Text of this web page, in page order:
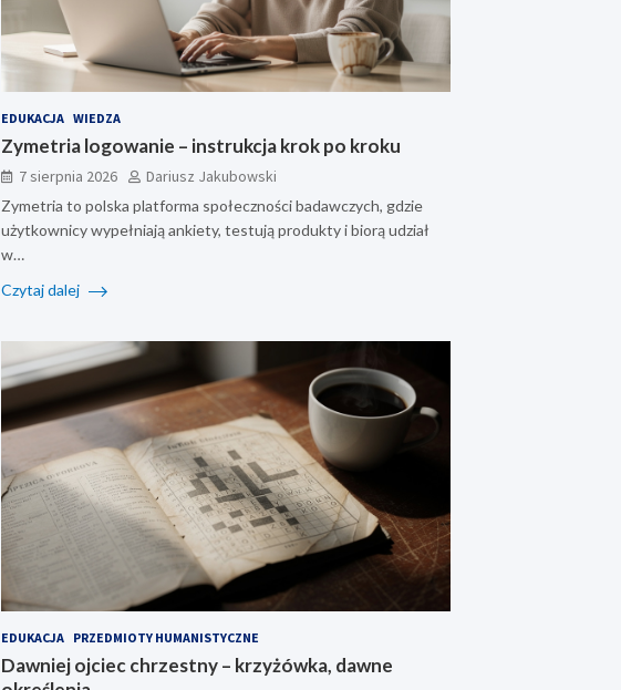
EDUKACJA WIEDZA
Zymetria logowanie – instrukcja krok po kroku
7 sierpnia 2026 Dariusz Jakubowski
Zymetria to polska platforma społeczności badawczych, gdzie
użytkownicy wypełniają ankiety, testują produkty i biorą udział
w…
Czytaj dalej
EDUKACJA PRZEDMIOTY HUMANISTYCZNE
Dawniej ojciec chrzestny – krzyżówka, dawne